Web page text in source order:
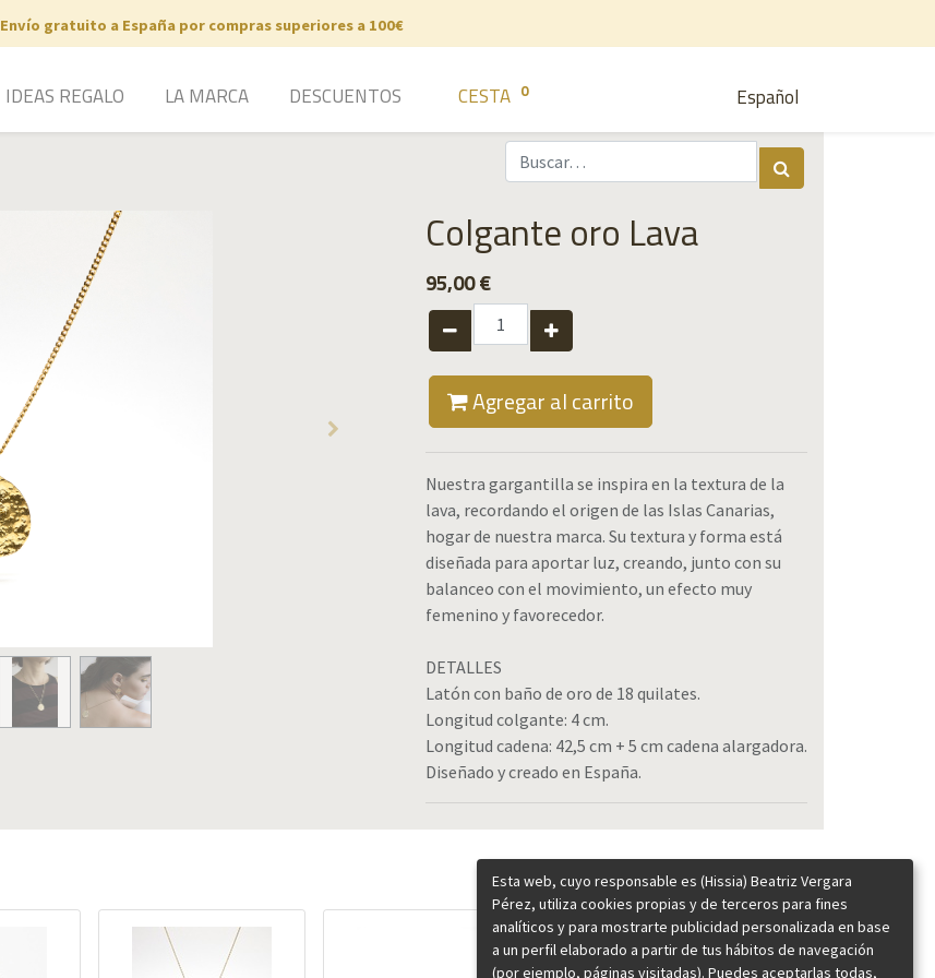
Envío gratuito a España por compras superiores a 100€
Español
IDEAS REGALO LA MARCA DESCUENTOS CESTA 0
Colgante oro Lava
95,00€
Agregar al carrito
Nuestra gargantilla se inspira en la textura de la
lava, recordando el origen de las Islas Canarias,
hogar de nuestra marca. Su textura y forma está
diseñada para aportar luz, creando, junto con su
balanceo con el movimiento, un efecto muy
femenino y favorecedor.
DETALLES
Latón con baño de oro de 18 quilates.
Longitud colgante: 4 cm.
Longitud cadena: 42,5 cm + 5 cm cadena alargadora.
Diseñado y creado en España.
Esta web, cuyo responsable es (Hissia) Beatriz Vergara
Pérez, utiliza cookies propias y de terceros para fines
analíticos y para mostrarte publicidad personalizada en base
a un perfil elaborado a partir de tus hábitos de navegación
(por ejemplo, páginas visitadas). Puedes aceptarlas todas,